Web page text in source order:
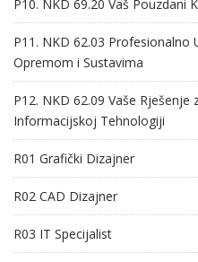
P10. NKD 69.20 Vaš Pouzdani
P11. NKD 62.03 Profesionalno
Opremom i Sustavima
P12. NKD 62.09 Vaše Rješenje
Informacijskoj Tehnologiji
R01 Grafički Dizajner
R02 CAD Dizajner
R03 IT Specijalist